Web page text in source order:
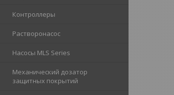
Контроллеры
Растворонасос
Насосы MLS Series
Механический дозатор
защитных покрытий